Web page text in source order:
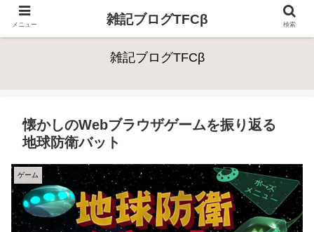
雑記ブログTFCβ
懐かしのWebブラウザゲームを振り返る
地球防衛バット
ゲーム
メニュー 雑記ブログTFCβ 検索